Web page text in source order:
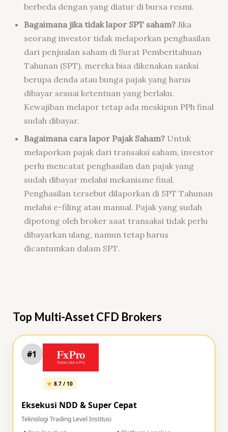
berbeda dengan yang diatur di bursa resmi.
Bagaimana jika tidak lapor SPT saham?Jika
seorang investor tidak melaporkan penghasilan
dari penjualan saham di Surat Pemberitahuan
Tahunan (SPT), mereka bisa dikenakan sanksi
berupa denda atau bunga pajak yang harus
dibayar sesuai ketentuan yang berlaku.
Kewajiban melapor tetap ada meskipun PPh final
sudah dibayar.
Bagaimana cara lapor Pajak Saham? Untuk
melaporkan pajak dari transaksi saham, investor
perlu mencatat penghasilan dan pajak yang
sudah dibayar melalui mekanisme final.
Penghasilan tersebut dilaporkan di SPT Tahunan
melalui e-filing atau manual. Pajak yang sudah
dipotong oleh broker saat transaksi tidak perlu
dibayarkan ulang, namun tetap harus
dicantumkan dalam SPT.
Top Multi-Asset CFD Brokers
#1
8.7 / 10
Eksekusi NDD & Super Cepat
Teknologi Trading Level Institusi